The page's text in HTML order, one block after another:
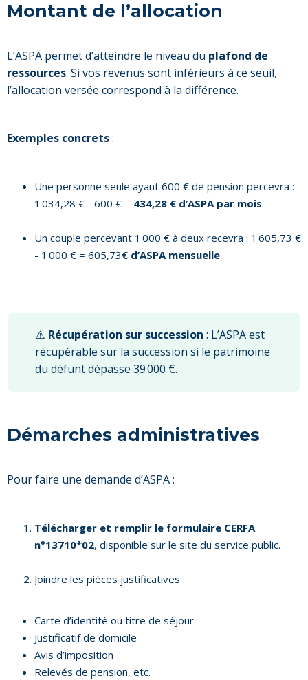
Montant de l’allocation
L’ASPA permet d’atteindre le niveau du plafond de
ressources. Si vos revenus sont inférieurs à ce seuil,
l’allocation versée correspond à la différence.
Exemples concrets:
Une personne seule ayant 600 € de pension percevra :
1 034,28 € - 600 € = 434,28 € d’ASPA par mois.
Un couple percevant 1 000 € à deux recevra : 1 605,73 €
- 1 000 € = 605,73€ d’ASPA mensuelle.
⚠️ Récupération sur succession : L’ASPA est
récupérable sur la succession si le patrimoine
du défunt dépasse 39 000 €.
Démarches administratives
Pour faire une demande d’ASPA :
Télécharger et remplir le formulaire CERFA
n°13710*02, disponible sur le site du service public.
Joindre les pièces justificatives :
Carte d’identité ou titre de séjour
Justificatif de domicile
Avis d’imposition
Relevés de pension, etc.